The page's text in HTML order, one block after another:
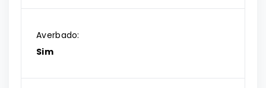
Averbado:
Sim